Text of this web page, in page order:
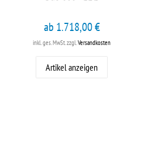
ab 1.718,00 €
inkl. ges. MwSt. zzgl.Versandkosten
Artikel anzeigen